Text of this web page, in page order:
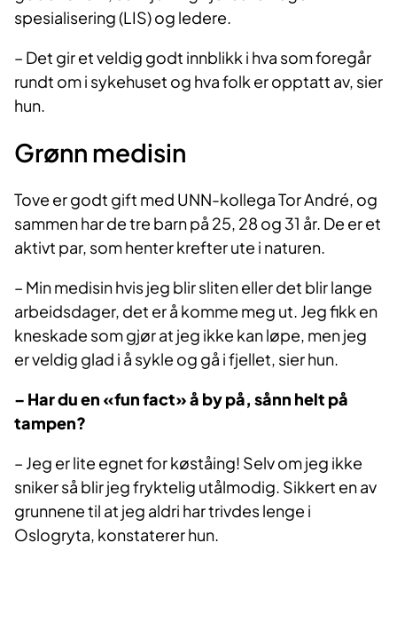
spesialisering (LIS) og ledere.
– Det gir et veldig godt innblikk i hva som foregår
rundt om i sykehuset og hva folk er opptatt av, sier
hun.
Grønn medisin
Tove er godt gift med UNN-kollega Tor André, og
sammen har de tre barn på 25, 28 og 31 år. De er et
aktivt par, som henter krefter ute i naturen.
– Min medisin hvis jeg blir sliten eller det blir lange
arbeidsdager, det er å komme meg ut. Jeg fikk en
kneskade som gjør at jeg ikke kan løpe, men jeg
er veldig glad i å sykle og gå i fjellet, sier hun.
– Har du en «fun fact» å by på, sånn helt på
tampen?
– Jeg er lite egnet for køståing! Selv om jeg ikke
sniker så blir jeg fryktelig utålmodig. Sikkert en av
grunnene til at jeg aldri har trivdes lenge i
Oslogryta, konstaterer hun.